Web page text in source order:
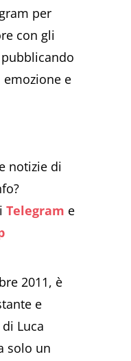
per
con gli
e
notizie di
Telegram e
2011, è
e
Luca
solo un